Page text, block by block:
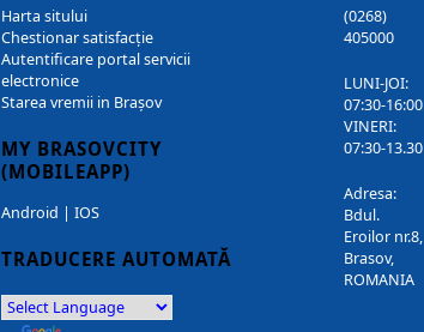
Harta sitului
Chestionar satisfacție
Autentificare portal servicii
electronice
Starea vremii in Brașov
MY BRASOVCITY
(MOBILEAPP)
Android | IOS
TRADUCERE AUTOMATĂ
(0268)
405000
LUNI-JOI:
07:30-16:00
VINERI:
07:30-13.30
Adresa:
Bdul.
Eroilor nr.8,
Brasov,
ROMANIA